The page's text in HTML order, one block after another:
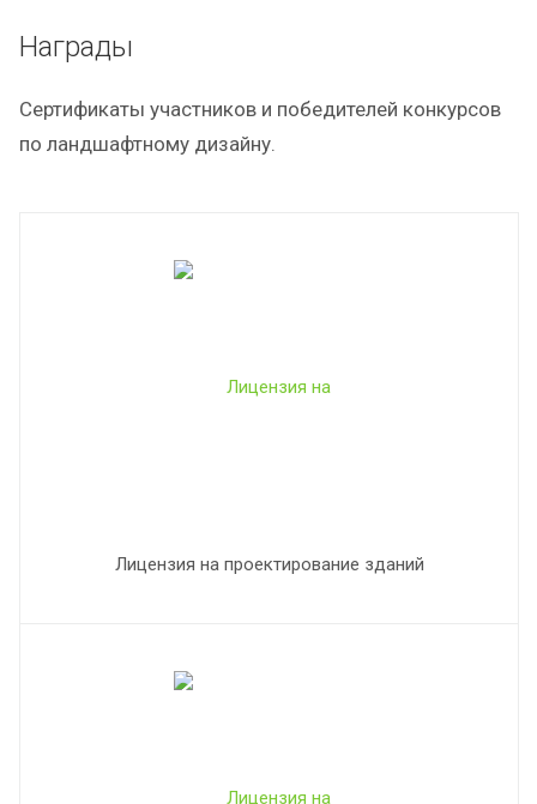
Награды
Сертификаты участников и победителей конкурсов
по ландшафтному дизайну.
Лицензия на проектирование зданий